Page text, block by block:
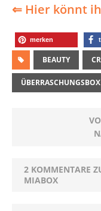
⇐ Hier könnt
merken
BEAUTY
ÜBERRASCHUNGSBOX
2 KOMMENTARE
MIABOX